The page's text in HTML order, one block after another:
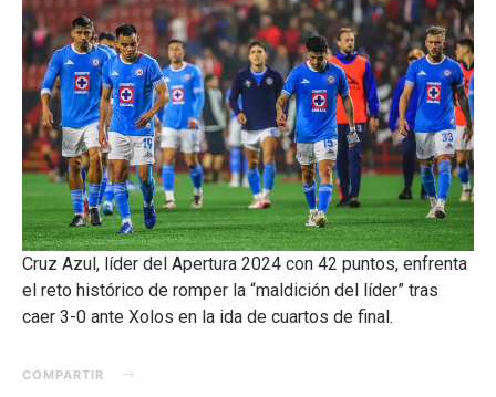
Cruz Azul, líder del Apertura 2024 con 42 puntos, enfrenta
el reto histórico de romper la “maldición del líder” tras
caer 3-0 ante Xolos en la ida de cuartos de final.
COMPARTIR